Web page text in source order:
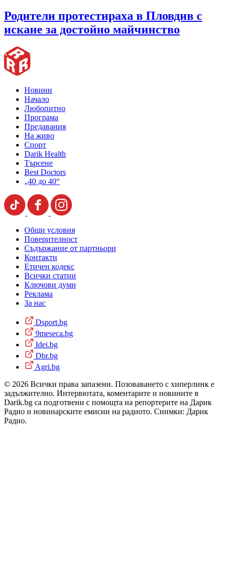
Родители протестираха в Пловдив с
искане за достойно майчинство
Новини
Начало
Любопитно
Програма
Предавания
На живо
Спорт
Darik Health
Търсене
Best Doctors
„40 до 40“
Общи условия
Поверителност
Съдържание от партньори
Контакти
Етичен кодекс
Всички статии
Ключови думи
Реклама
За нас
Dsport.bg
9meseca.bg
Idei.bg
Dbr.bg
Agri.bg
© 2026 Всички права запазени. Позоваването с хиперлинк е
задължително. Интервютата, коментарите и новините в
Darik.bg са подготвени с помощта на репортерите на Дарик
Радио и новинарските емисии на радиото. Снимки: Дарик
Радио.